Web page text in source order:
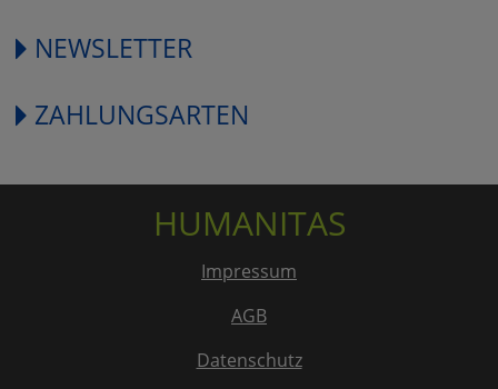
NEWSLETTER
ZAHLUNGSARTEN
HUMANITAS
Impressum
AGB
Datenschutz